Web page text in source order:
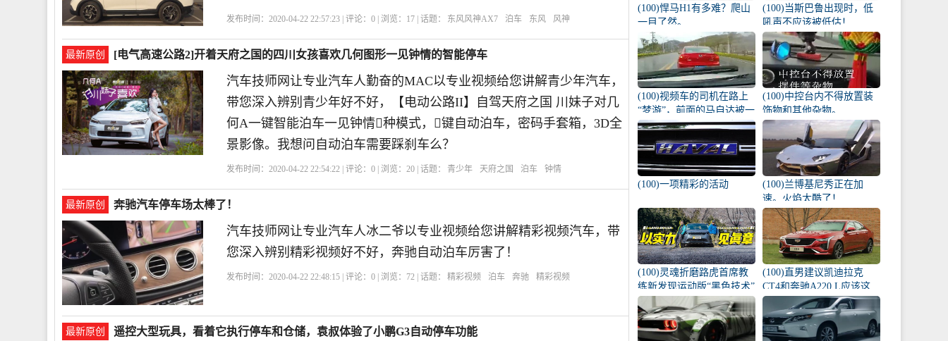
发布时间：2020-04-22 22:57:23 | 评论：0 | 浏览： 17 | 话题： 东风风神AX7 泊车 东风 风神
最新原创 [电气高速公路2]开着天府之国的四川女孩喜欢几何图形一见钟情的智能停车
汽车技师网让专业汽车人勤奋的MAC以专业视频给您讲解青少年汽车，
带您深入辨别青少年好不好，【电动公路II】自驾天府之国 川妹子对几
何A一键智能泊车一见钟情种模式，键自动泊车，密码手套箱，3D全
景影像。我想问自动泊车需要踩刹车么？
发布时间：2020-04-22 22:54:22 | 评论：0 | 浏览：20 | 话题： 青少年 天府之国 泊车 钟情
最新原创 奔驰汽车停车场太棒了！
汽车技师网让专业汽车人冰二爷以专业视频给您讲解精彩视频汽车，带
您深入辨别精彩视频好不好，奔驰自动泊车厉害了！
发布时间：2020-04-22 22:48:15 | 评论：0 | 浏览： 72 | 话题： 精彩视频 泊车 奔驰 精彩视频
最新原创 遥控大型玩具，看着它执行停车和仓储，袁叔体验了小鹏G3自动停车功能
(100)悍马H1有多难？爬山
一目了然。
(100)当斯巴鲁出现时，低
吼声不应该被低估！
(100)视频车的司机在路上
“梦游”，前面的马自达被一
棵幼苗撞了！
(100)中控台内不得放置装
饰物和其他杂物。
(100)一项精彩的活动
(100)兰博基尼秀正在加
速。火焰太酷了！
(100)灵魂折磨路虎首席教
练新发现运动版“黑色技术”
牛？
(100)直男建议凯迪拉克
CT4和奔驰A220 L应该这
样选择！